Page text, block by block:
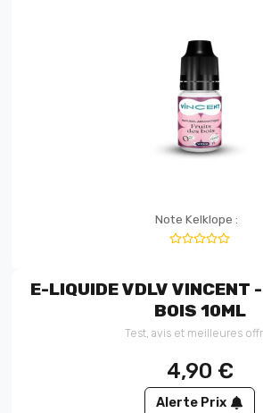
Note Kelklope :
E-LIQUIDE VDLV VINCENT
BOIS 10ML
Test, avis et meilleures
4,90 €
Alerte Prix